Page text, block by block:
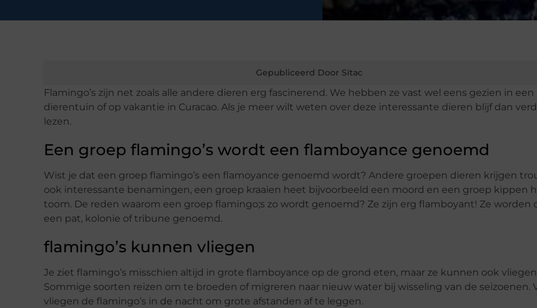
Gepubliceerd Door Sitac
Flamingo’s zijn net zoals alle andere dieren erg fascinerend. We hebben ze vast wel eens gezien in een
dierentuin of op vakantie in Curacao. Als je meer wilt weten over deze interessante dieren blijf dan
lezen.
Een groep flamingo’s wordt een flamboyance genoemd
Wist je dat een groep flamingo’s een flamoyance genoemd wordt? Andere groepen dieren krijgen
ook interessante benamingen, een groep kraaien heet bijvoorbeeld een moord en een groep kippen
toom. De reden waarom een groep flamingo;s zo wordt genoemd? Ze zijn erg flamboyant! Ze worden
een pat, kolonie of tribune genoemd.
flamingo’s kunnen vliegen
Je ziet flamingo’s misschien altijd in grote flamboyance op de grond eten, maar ze kunnen ook
Sommige soorten reizen om te broeden of migreren naar nieuw water bij wisseling van de seizoenen.
vliegen de flamingo’s in de nacht om grote afstanden af te leggen.